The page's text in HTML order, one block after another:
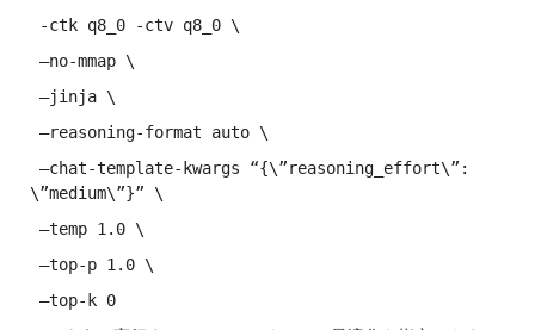
-ctk q8_0 -ctv q8_0 \
–no-mmap \
–jinja \
–reasoning-format auto \
\”medium\”}” \
–temp 1.0 \
–top-p 1.0 \
–top-k 0